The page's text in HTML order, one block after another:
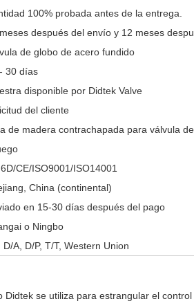
100% probada antes de la entrega.
después del envío y 12 meses
de globo de acero fundido
30 días
disponible por Didtek Valve
del cliente
de madera contrachapada para válvula
CE/ISO9001/ISO14001
China (continental)
en 15-30 días después del pago
o Ningbo
D/A, D/P, T/T, Western Union
se utiliza para estrangular el